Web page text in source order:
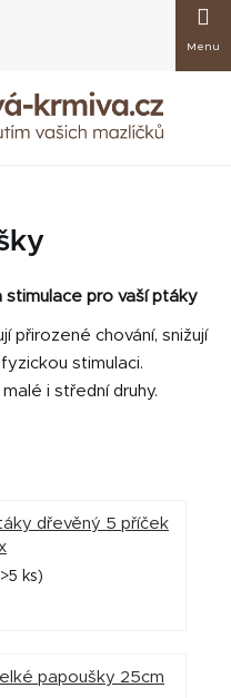
košík
stimulace pro vaší ptáky
přirozené chování, snižují
stimulaci.
i střední druhy.
dřevěný 5 příček
ks)
papoušky 25cm